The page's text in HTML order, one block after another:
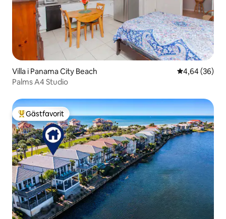
Villa i Panama City Beach 4,64 av 5 i
4,64 (36)
Palms A4 Studio
Populär gästfavorit
Gästfavorit